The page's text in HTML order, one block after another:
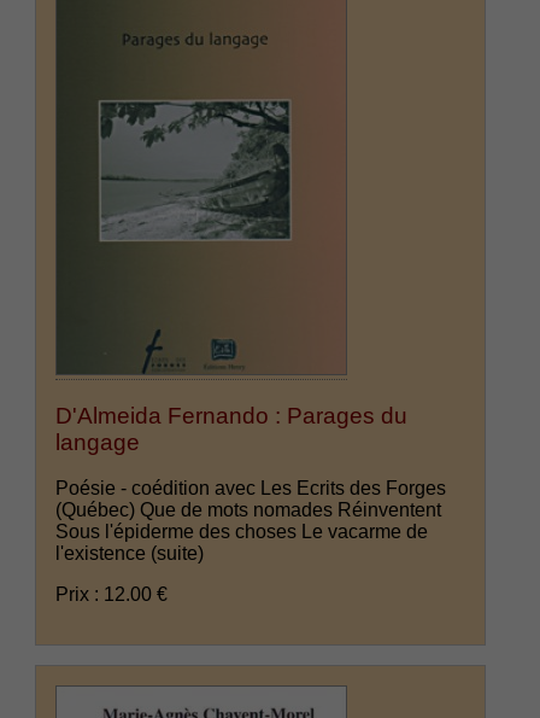
D'Almeida Fernando : Parages du
langage
Poésie - coédition avec Les Ecrits des Forges
(Québec) Que de mots nomades Réinventent
Sous l'épiderme des choses Le vacarme de
l'existence (suite)
Prix : 12.00 €